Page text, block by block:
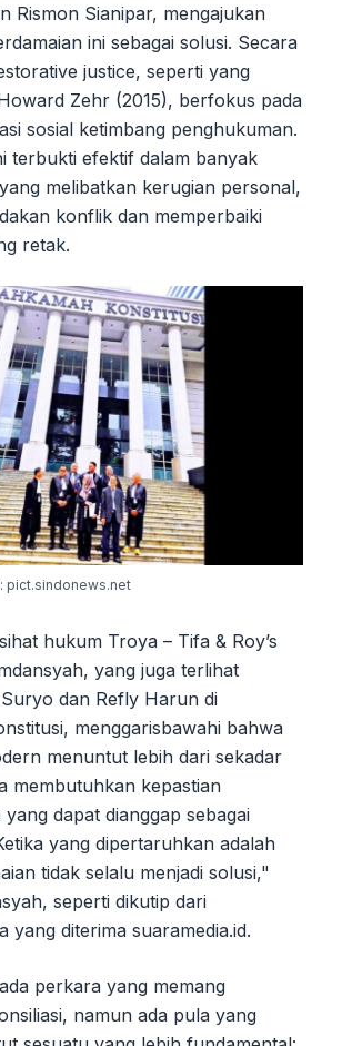
Rismon Sianipar, mengajukan
ini sebagai solusi. Secara
justice, seperti yang
Zehr (2015), berfokus pada
sosial ketimbang penghukuman.
terbukti efektif dalam banyak
melibatkan kerugian personal,
konflik dan memperbaiki
retak.
pict.sindonews.net
hukum Troya – Tifa & Roy’s
yang juga terlihat
dan Refly Harun di
menggarisbawahi bahwa
menuntut lebih dari sekadar
membutuhkan kepastian
yang dapat dianggap sebagai
yang dipertaruhkan adalah
tidak selalu menjadi solusi,"
seperti dikutip dari
yang diterima suaramedia.id.
perkara yang memang
namun ada pula yang